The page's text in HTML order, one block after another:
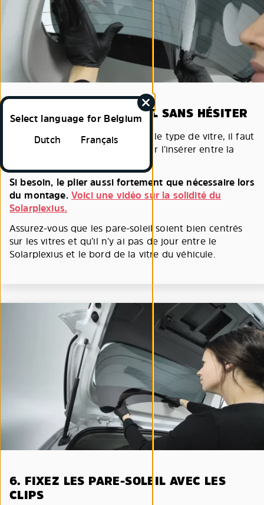
Select language for Belgium
Dutch
Français
5. PLIEZ LE PARE-SOLEIL SANS HÉSITER
Suivant le modèle de voiture et le type de vitre, il faut
plier le Solarplexius pour pouvoir l’insérer entre la
Si besoin, le plier aussi fortement que nécessaire lors
du montage. Voici une vidéo sur la solidité du
Solarplexius.
Assurez-vous que les pare-soleil soient bien centrés
sur les vitres et qu’il n’y ai pas de jour entre le
Solarplexius et le bord de la vitre du véhicule.
6. FIXEZ LES PARE-SOLEIL AVEC LES
CLIPS